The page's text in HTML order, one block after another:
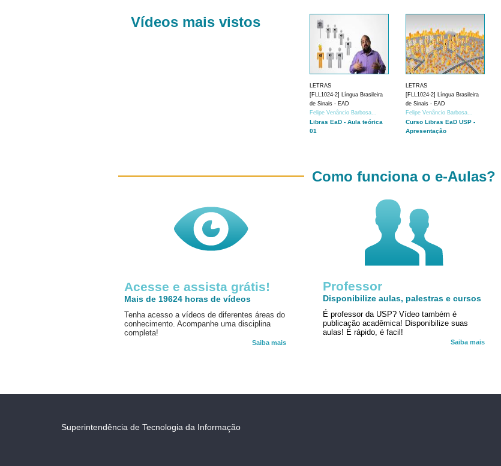
Vídeos mais vistos
LETRAS
[FLL1024-2] Língua Brasileira
de Sinais - EAD
Felipe Venâncio Barbosa...
Libras EaD - Aula teórica
01
LETRAS
[FLL1024-2] Língua Brasileira
de Sinais - EAD
Felipe Venâncio Barbosa...
Curso Libras EaD USP -
Apresentação
Acesse e assista grátis!
Mais de 19624 horas de vídeos
Tenha acesso a vídeos de diferentes áreas do
conhecimento. Acompanhe uma disciplina
completa!
Saiba mais
Como funciona o e-Aulas?
Professor
Disponibilize aulas, palestras e cursos
É professor da USP? Vídeo também é
publicação acadêmica! Disponibilize suas
aulas! É rápido, é facil!
Saiba mais
Superintendência de Tecnologia da Informação